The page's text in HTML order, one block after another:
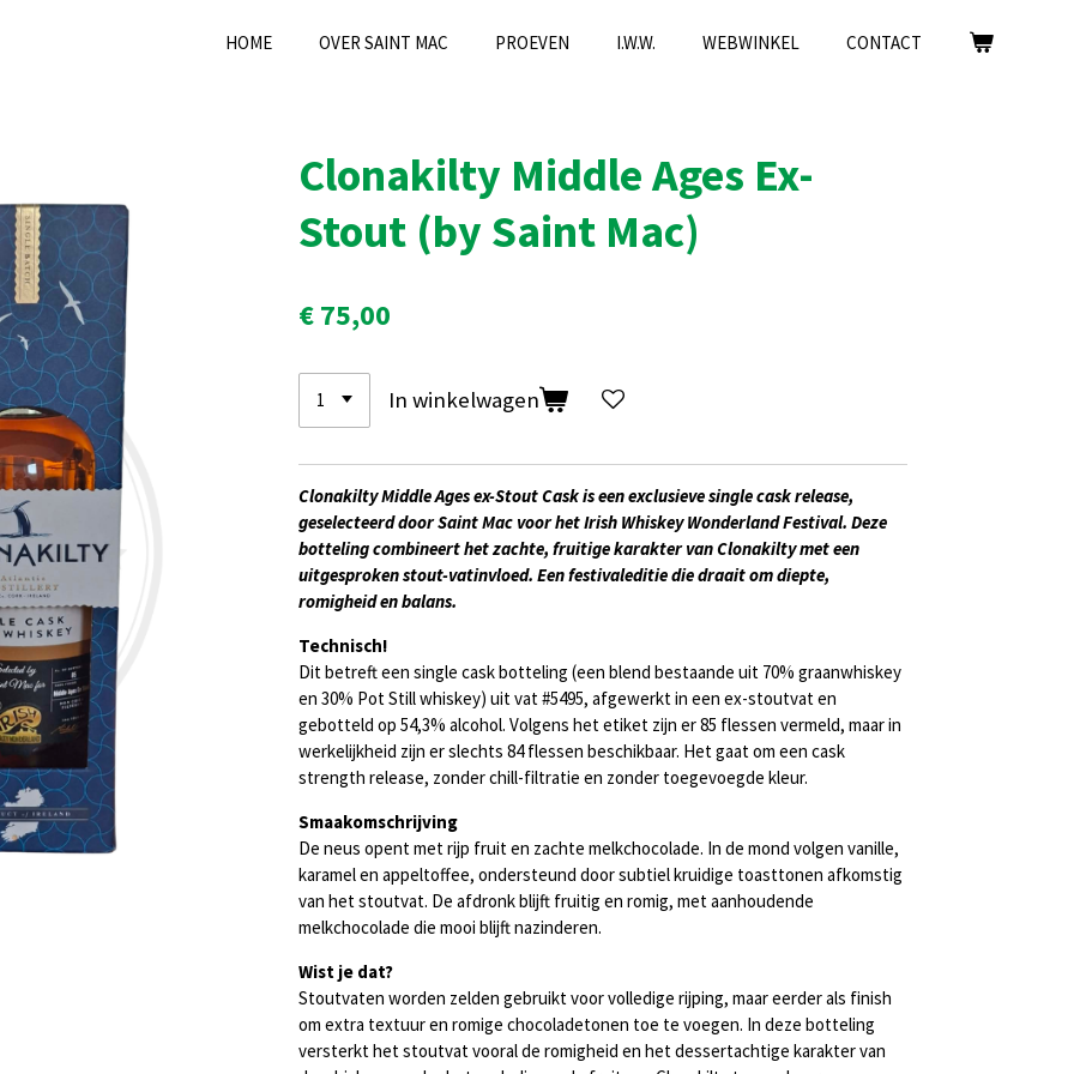
HOME OVER SAINT MAC PROEVEN I.W.W. WEBWINKEL CONTACT
Clonakilty Middle Ages Ex-
Stout (by Saint Mac)
€ 75,00
In winkelwagen
Clonakilty Middle Ages ex-Stout Cask is een exclusieve single cask release,
geselecteerd door Saint Mac voor hetIrish Whiskey Wonderland Festival. Deze
botteling combineert het zachte, fruitige karakter van Clonakilty met een
uitgesproken stout-vatinvloed. Een festivaleditie die draait om diepte,
romigheid en balans.
Technisch!
Dit betreft een single cask botteling (een blend bestaande uit 70% graanwhiskey
en 30% Pot Still whiskey) uit vat #5495, afgewerkt in een ex-stoutvat en
gebotteld op 54,3% alcohol. Volgens het etiket zijn er 85 flessen vermeld, maar in
werkelijkheid zijn er slechts 84 flessen beschikbaar. Het gaat om een cask
strength release, zonder chill-filtratie en zonder toegevoegde kleur.
Smaakomschrijving
De neus opent met rijp fruit en zachte melkchocolade. In de mond volgen vanille,
karamel en appeltoffee, ondersteund door subtiel kruidige toasttonen afkomstig
van het stoutvat. De afdronk blijft fruitig en romig, met aanhoudende
melkchocolade die mooi blijft nazinderen.
Wist je dat?
Stoutvaten worden zelden gebruikt voor volledige rijping, maar eerder als finish
om extra textuur en romige chocoladetonen toe te voegen. In deze botteling
versterkt het stoutvat vooral de romigheid en het dessertachtige karakter van